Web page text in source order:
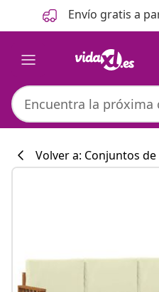
Anterior
Siguiente Envío gratis a
Volver a: Conjuntos